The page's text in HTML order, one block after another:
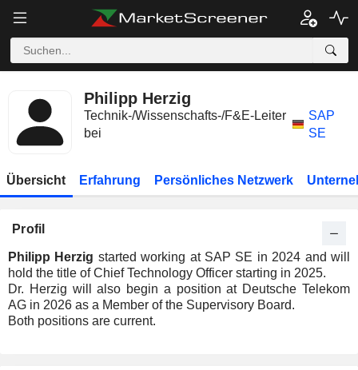
Philipp Herzig
Technik-/Wissenschafts-/F&E-Leiter
bei
SAP
SE
Übersicht Erfahrung Persönliches Netzwerk
Profil
Philipp Herzig started working at SAP SE in 2024 and will
hold the title of Chief Technology Officer starting in 2025.
Dr. Herzig will also begin a position at Deutsche Telekom
AG in 2026 as a Member of the Supervisory Board.
Both positions are current.